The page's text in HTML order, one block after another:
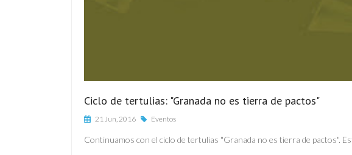
Ciclo de tertulias: "Granada no es tierra de pactos"
21 Jun, 2016 Eventos
Continuamos con el ciclo de tertulias "Granada no es tierra de pactos".